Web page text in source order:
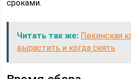
сроками.
Читать так же: Пекинская
вырастить и когда сеять